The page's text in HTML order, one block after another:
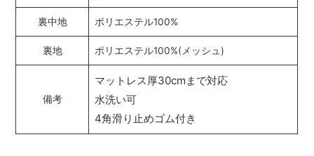
裏中地 ポリエステル100%
裏地 ポリエステル100%(メッシュ)
備考
マットレス厚30cmまで対応
水洗い可
4角滑り止めゴム付き